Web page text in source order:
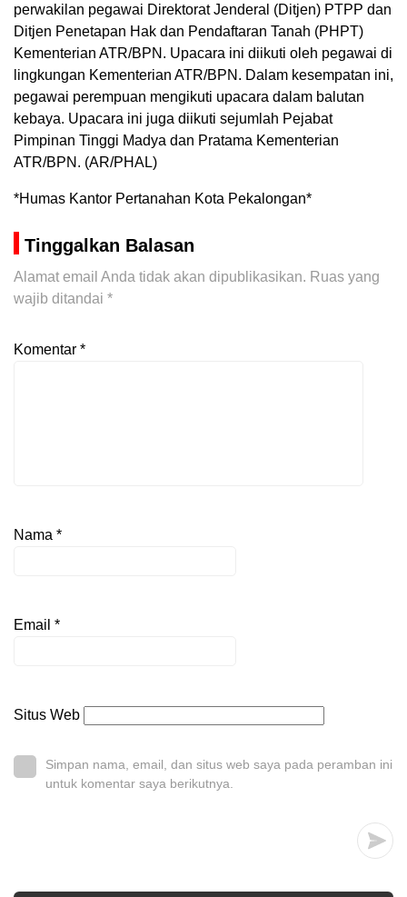
perwakilan pegawai Direktorat Jenderal (Ditjen) PTPP dan
Ditjen Penetapan Hak dan Pendaftaran Tanah (PHPT)
Kementerian ATR/BPN. Upacara ini diikuti oleh pegawai di
lingkungan Kementerian ATR/BPN. Dalam kesempatan ini,
pegawai perempuan mengikuti upacara dalam balutan
kebaya. Upacara ini juga diikuti sejumlah Pejabat
Pimpinan Tinggi Madya dan Pratama Kementerian
ATR/BPN. (AR/PHAL)
*Humas Kantor Pertanahan Kota Pekalongan*
Tinggalkan Balasan
Alamat email Anda tidak akan dipublikasikan. Ruas yang
wajib ditandai *
Komentar *
Nama *
Email *
Situs Web
Simpan nama, email, dan situs web saya pada peramban ini
untuk komentar saya berikutnya.